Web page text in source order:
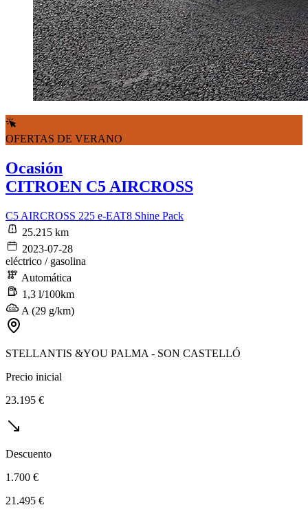
OFERTAS DE VERANO
Ocasión
CITROEN C5 AIRCROSS
C5 AIRCROSS 225 e-EAT8 Shine Pack
25.215 km
2023-07-28
eléctrico / gasolina
Automática
1,3 l/100km
A (29 g/km)
STELLANTIS &YOU PALMA - SON CASTELLÓ
Precio inicial
23.195 €
Descuento
1.700 €
21.495 €